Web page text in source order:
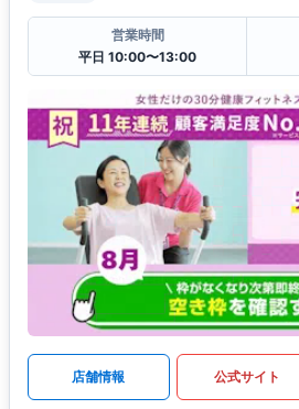
営業時間
平日 10:00〜13:00
店舗情報 公式サイト